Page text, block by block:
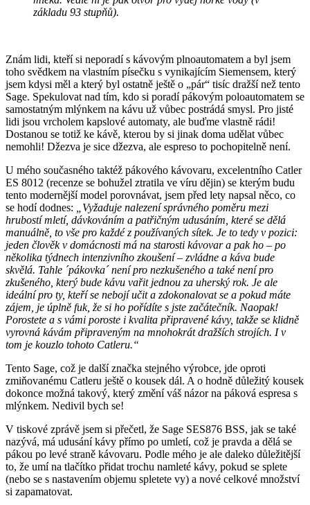
základu 93 stupňů).
Znám lidi, kteří si neporadí s kávovým plnoautomatem a byl jsem
toho svědkem na vlastním písečku s vynikajícím Siemensem, který
jsem kdysi měl a který byl ostatně ještě o „pár“ tisíc dražší než tento
Sage. Spekulovat nad tím, kdo si poradí pákovým poloautomatem se
samostatným mlýnkem na kávu už vůbec postrádá smysl. Pro jisté
lidi jsou vrcholem kapslové automaty, ale buďme vlastně rádi!
Dostanou se totiž ke kávě, kterou by si jinak doma udělat vůbec
nemohli! Džezva je sice džezva, ale espreso to pochopitelně není.
U mého současného taktéž pákového kávovaru, excelentního Catler
ES 8012 (recenze se bohužel ztratila ve víru dějin) se kterým budu
tento modernější model porovnávat, jsem před lety napsal něco, co
se hodí dodnes: „Vyžaduje nalezení správného poměru mezi
hrubostí mletí, dávkováním a patřičným udusáním, které se dělá
manuálně, to vše pro každé z používaných sítek. Je to tedy v pozici:
jeden člověk v domácnosti má na starosti kávovar a pak ho – po
několika týdnech intenzivního zkoušení – zvládne a káva bude
skvělá. Tahle ´pákovka´ není pro nezkušeného a také není pro
zkušeného, který bude kávu vařit jednou za uherský rok. Je ale
ideální pro ty, kteří se nebojí učit a zdokonalovat se a pokud máte
zájem, je úplně fuk, že si ho pořídíte s jste začátečník. Naopak!
Porostete a s vámi poroste i kvalita připravené kávy, takže se klidně
vyrovná kávám připraveným na mnohokrát dražších strojích. I v
tom je kouzlo tohoto Catleru.“
Tento Sage, což je další značka stejného výrobce, jde oproti
zmiňovanému Catleru ještě o kousek dál. A o hodně důležitý kousek
dokonce možná takový, který změní váš názor na páková espresa s
mlýnkem. Nedivil bych se!
V tiskové zprávě jsem si přečetl, že Sage SES876 BSS, jak se také
nazývá, má udusání kávy přímo po umletí, což je pravda a dělá se
pákou po levé straně kávovaru. Podle mého je ale daleko důležitější
to, že umí na tlačítko přidat trochu namleté kávy, pokud se splete
(nebo se s nastavením objemu spletete vy) a nové celkové množství
si zapamatovat.